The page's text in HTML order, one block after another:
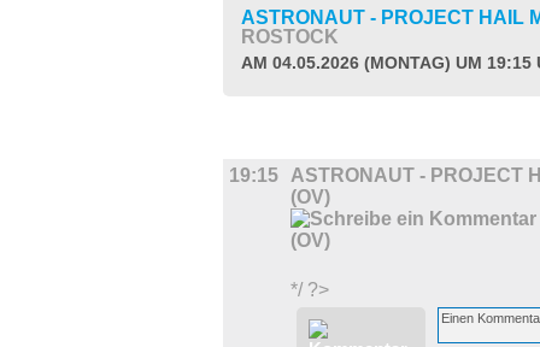
ASTRONAUT - PROJECT HAIL
ROSTOCK
AM 04.05.2026 (MONTAG) UM 19:15
19:15
ASTRONAUT - PROJECT
(OV)
*/ ?>